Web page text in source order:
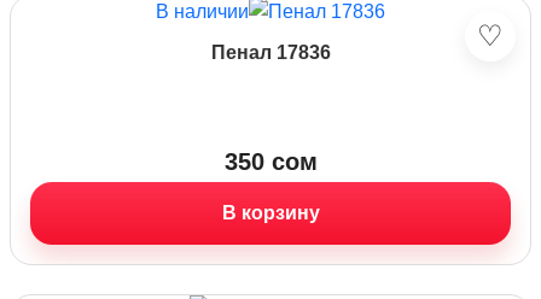
В наличии
♡
Пенал 17836
350 сом
В корзину